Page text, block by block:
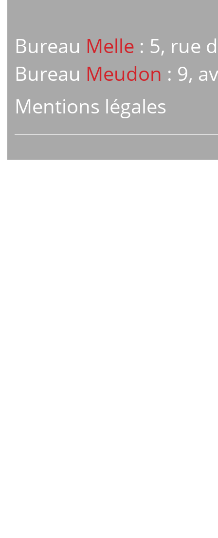
Bureau Melle : 5, rue
Bureau Meudon : 9,
Mentions légales